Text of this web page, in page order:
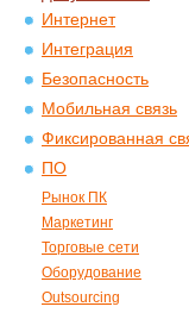
Интернет
Интеграция
Безопасность
Мобильная связь
Фиксированная
ПО
Рынок ПК
Маркетинг
Торговые сети
Оборудование
Outsourcing